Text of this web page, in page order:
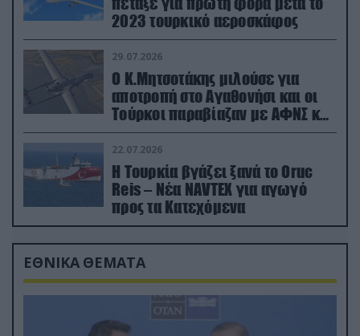
2023 τουρκικό αεροσκάφος
29.07.2026
Ο Κ.Μητσοτάκης μιλούσε για
αποτροπή στο Αγαθονήσι και οι
Τούρκοι παραβίαζαν με ΑΦΝΣ και
drone
22.07.2026
Η Τουρκία βγάζει ξανά το Oruc
Reis – Νέα NAVTEX για αγωγό
προς τα Κατεχόμενα
ΕΘΝΙΚΑ ΘΕΜΑΤΑ